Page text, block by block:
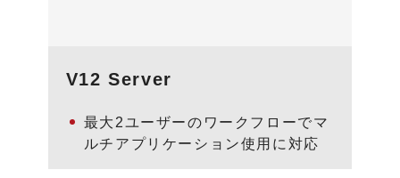
V12 Server
最大2ユーザーのワークフローでマ
ルチアプリケーション使用に対応